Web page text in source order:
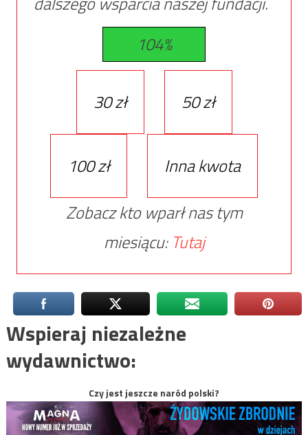
104%
30 zł 50 zł
100 zł
Inna kwota
Zobacz kto wparł nas tym
miesiącu: Tutaj
Wspieraj niezależne
wydawnictwo:
Czy jest jeszcze naród polski?